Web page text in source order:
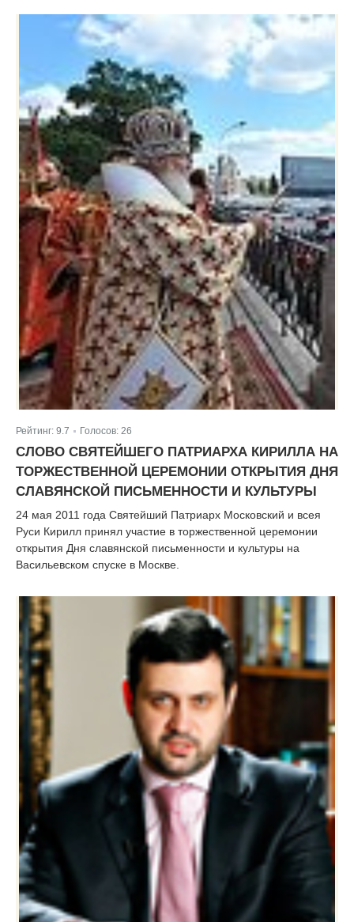
Рейтинг: 9.7 Голосов: 26
СЛОВО СВЯТЕЙШЕГО ПАТРИАРХА КИРИЛЛА НА
ТОРЖЕСТВЕННОЙ ЦЕРЕМОНИИ ОТКРЫТИЯ ДНЯ
СЛАВЯНСКОЙ ПИСЬМЕННОСТИ И КУЛЬТУРЫ
24 мая 2011 года Святейший Патриарх Московский и всея
Руси Кирилл принял участие в торжественной церемонии
открытия Дня славянской письменности и культуры на
Васильевском спуске в Москве.